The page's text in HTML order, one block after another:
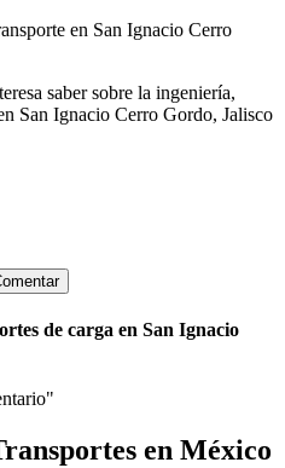
en San Ignacio Cerro
saber sobre la ingeniería,
San Ignacio Cerro Gordo, Jalisco
de carga en San Ignacio
en México